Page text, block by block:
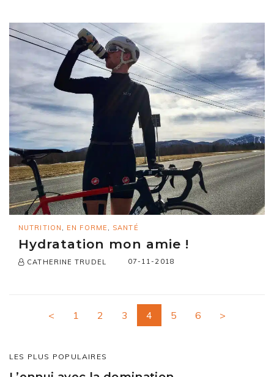
NUTRITION EN FORME SANTÉ
Hydratation mon amie !
CATHERINE TRUDEL 07-11-2018
< 1 2 3 4 5 6 >
LES PLUS POPULAIRES